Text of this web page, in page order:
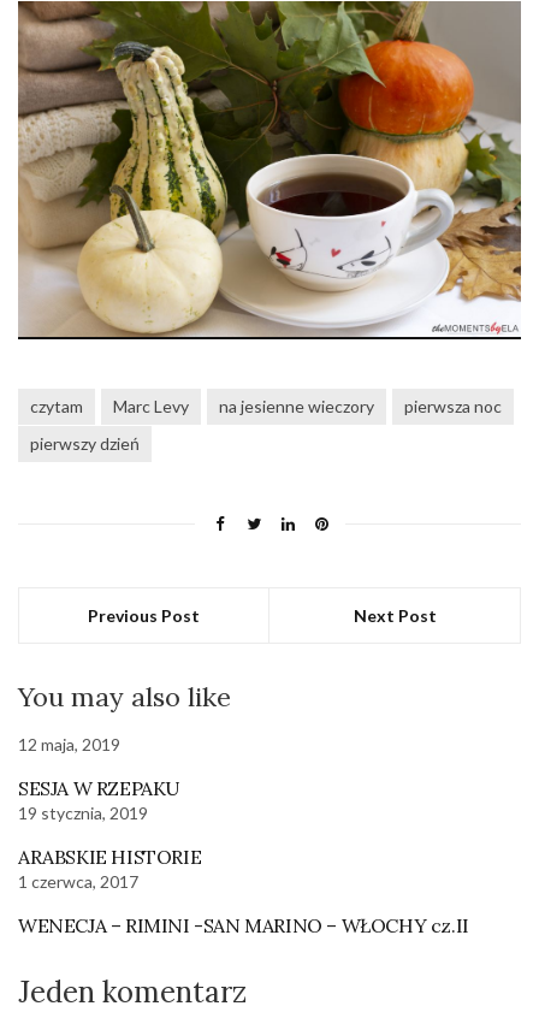
czytam Marc Levy na jesienne wieczory
pierwsza noc
pierwszy dzień
Previous Post Next Post
You may also like
12 maja, 2019
SESJA W RZEPAKU
19 stycznia, 2019
ARABSKIE HISTORIE
1 czerwca, 2017
WENECJA – RIMINI -SAN MARINO – WŁOCHY cz.II
Jeden komentarz